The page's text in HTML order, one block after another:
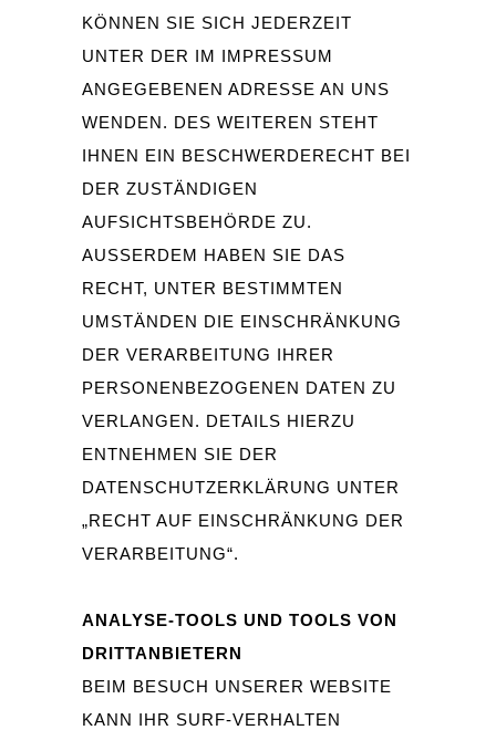
ÖNNEN SIE SICH JEDERZEIT U
NTER DER IM IMPRESSUM A
NGEGEBENEN ADRESSE AN UNS W
ENDEN. DES WEITEREN STEHT I
HNEN EIN BESCHWERDERECHT BEI D
ER ZUSTÄNDIGEN A
UFSICHTSBEHÖRDE ZU.
AUSSERDEM HABEN SIE DAS R
ECHT, UNTER BESTIMMTEN U
MSTÄNDEN DIE EINSCHRÄNKUNG D
ER VERARBEITUNG IHRER P
ERSONENBEZOGENEN DATEN ZU V
ERLANGEN. DETAILS HIERZU E
NTNEHMEN SIE DER D
ATENSCHUTZERKLÄRUNG UNTER „
RECHT AUF EINSCHRÄNKUNG DER V
ERARBEITUNG“.
ANALYSE-TOOLS UND TOOLS VON
DRITTANBIETERN
BEIM BESUCH UNSERER WEBSITE
KANN IHR SURF-VERHALTEN